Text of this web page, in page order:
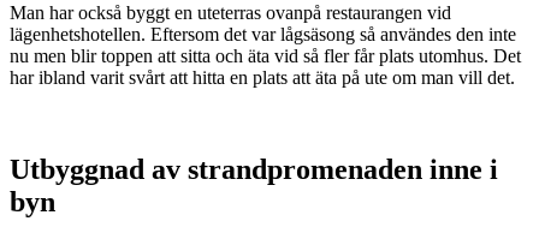
Man har också byggt en uteterras ovanpå restaurangen vid
lägenhetshotellen. Eftersom det var lågsäsong så användes den inte
nu men blir toppen att sitta och äta vid så fler får plats utomhus. Det
har ibland varit svårt att hitta en plats att äta på ute om man vill det.
Utbyggnad av strandpromenaden inne i
byn